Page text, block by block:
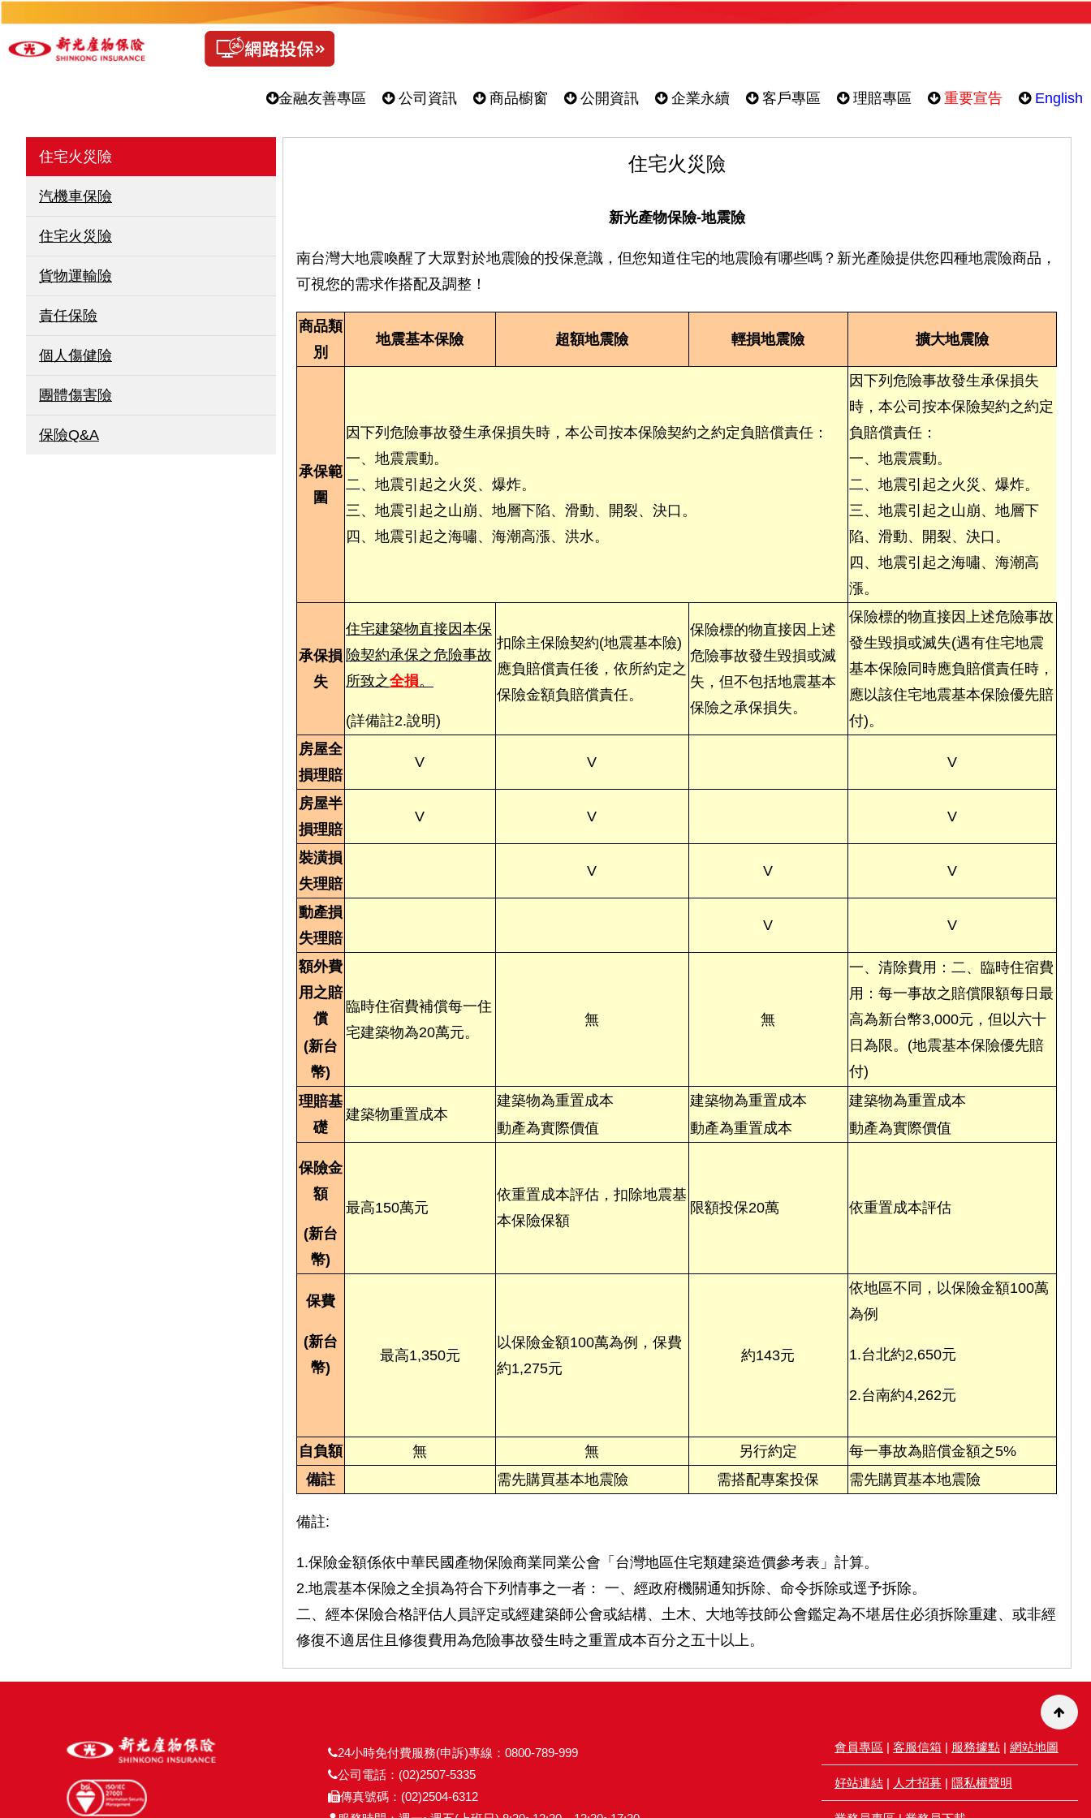
金融友善專區 公司資訊 商品櫥窗 公開資訊 企業永續 客戶專區 理賠專區 重要宣告 English
住宅火災險
汽機車保險
住宅火災險
貨物運輸險
責任保險
個人傷健險
團體傷害險
保險Q&A
住宅火災險
新光產物保險-地震險
南台灣大地震喚醒了大眾對於地震險的投保意識，但您知道住宅的地震險有哪些嗎？新光產險提供您四種地震險商品，
可視您的需求作搭配及調整！
商品類
別
地震基本保險 超額地震險 輕損地震險 擴大地震險
承保範
圍
因下列危險事故發生承保損失時，本公司按本保險契約之約定負賠償責任：
一、地震震動。
二、地震引起之火災、爆炸。
三、地震引起之山崩、地層下陷、滑動、開裂、決口。
四、地震引起之海嘯、海潮高漲、洪水。
因下列危險事故發生承保損失
時，本公司按本保險契約之約定
負賠償責任：
一、地震震動。
二、地震引起之火災、爆炸。
三、地震引起之山崩、地層下
陷、滑動、開裂、決口。
四、地震引起之海嘯、海潮高
漲。
承保損
失
住宅建築物直接因本保
險契約承保之危險事故
所致之全損。
扣除主保險契約(地震基本險)
應負賠償責任後，依所約定之
保險金額負賠償責任。
保險標的物直接因上述
危險事故發生毀損或滅
失，但不包括地震基本
保險之承保損失。
保險標的物直接因上述危險事故
發生毀損或滅失(遇有住宅地震
基本保險同時應負賠償責任時，
應以該住宅地震基本保險優先賠
付)。
(詳備註2.說明)
房屋全
損理賠
V V V
房屋半
損理賠
V V V
裝潢損
失理賠
V V V
動產損
失理賠
V V
額外費
用之賠
償
臨時住宿費補償每一住
宅建築物為20萬元。
無 無
一、清除費用：二、臨時住宿費
用：每一事故之賠償限額每日最
高為新台幣3,000元，但以六十
日為限。(地震基本保險優先賠
付)
(新台
幣)
理賠基
礎
建築物重置成本
建築物為重置成本 建築物為重置成本
建築物為重置成本
動產為實際價值
動產為重置成本 動產為實際價值
保險金
額
最高150萬元
依重置成本評估，扣除地震基
本保險保額
限額投保20萬
依重置成本評估
(新台
幣)
保費
最高1,350元
以保險金額100萬為例，保費
約1,275元
約143元
依地區不同，以保險金額100萬
為例
(新台
幣)
1.台北約2,650元
2.台南約4,262元
自負額 無 無 另行約定
每一事故為賠償金額之5%
備註
需先購買基本地震險 需搭配專案投保 需先購買基本地震險
備註:
1.保險金額係依中華民國產物保險商業同業公會「台灣地區住宅類建築造價參考表」計算。
2.地震基本保險之全損為符合下列情事之一者： 一、經政府機關通知拆除、命令拆除或逕予拆除。
二、經本保險合格評估人員評定或經建築師公會或結構、土木、大地等技師公會鑑定為不堪居住必須拆除重建、或非經
修復不適居住且修復費用為危險事故發生時之重置成本百分之五十以上。
24小時免付費服務(申訴)專線：0800-789-999
公司電話：(02)2507-5335
傳真號碼：(02)2504-6312
會員專區 | 客服信箱 | 服務據點| 網站地圖
好站連結| 人才招募 | 隱私權聲明